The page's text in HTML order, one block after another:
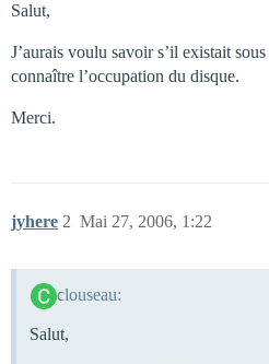
Salut,
J’aurais voulu savoir s’il existait
connaître l’occupation du disque.
Merci.
jyhere Mai 27, 2006, 1:22
2
clouseau:
Salut,